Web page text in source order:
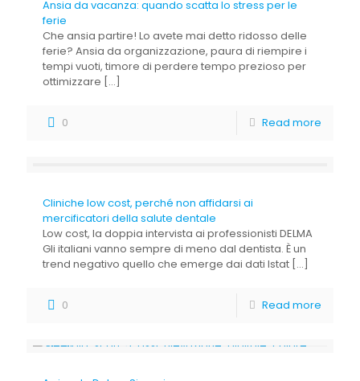
Ansia da vacanza: quando scatta lo stress per le
ferie
Che ansia partire! Lo avete mai detto ridosso delle
ferie? Ansia da organizzazione, paura di riempire i
tempi vuoti, timore di perdere tempo prezioso per
ottimizzare […]
0 Read more
Cliniche low cost, perché non affidarsi ai
mercificatori della salute dentale
Low cost, la doppia intervista ai professionisti DELMA
Gli italiani vanno sempre di meno dal dentista. È un
trend negativo quello che emerge dai dati Istat […]
0 Read more